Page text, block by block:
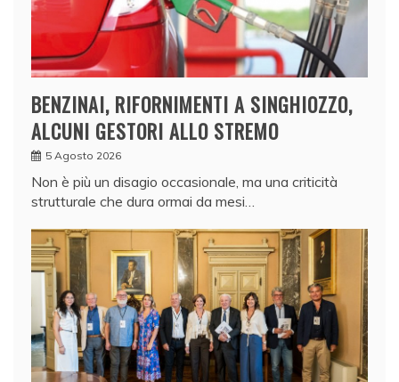
BENZINAI, RIFORNIMENTI A SINGHIOZZO,
ALCUNI GESTORI ALLO STREMO
5 Agosto 2026
Non è più un disagio occasionale, ma una criticità
strutturale che dura ormai da mesi…